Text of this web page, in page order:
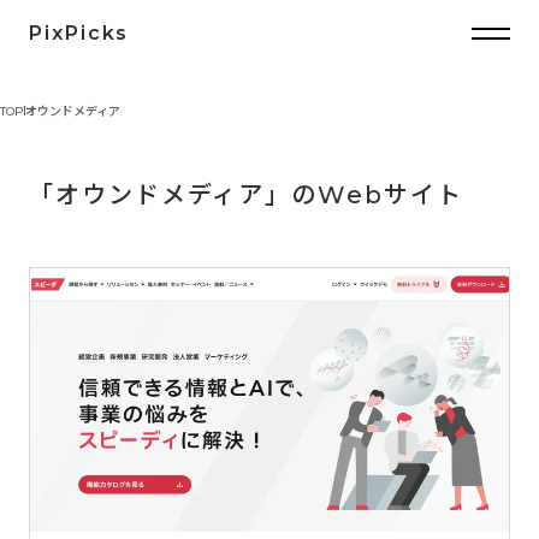
PixPicks
TOPオウンドメディア
「オウンドメディア」のWebサイト